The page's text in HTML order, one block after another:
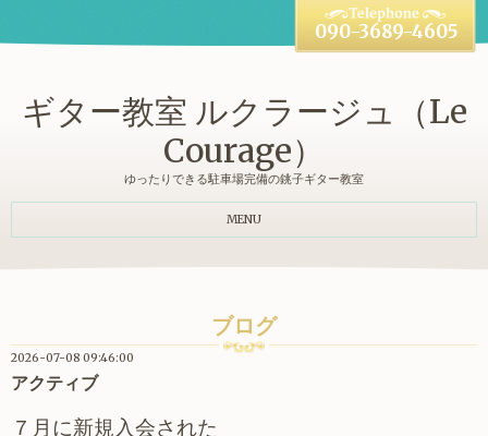
ギター教室 ルクラージュ（Le
Courage）
ゆったりできる駐車場完備の銚子ギター教室
090-3689-4605
MENU
ブログ
2026-07-08 09:46:00
アクティブ
７月に新規入会された